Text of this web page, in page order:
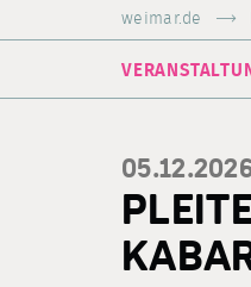
weimar.de